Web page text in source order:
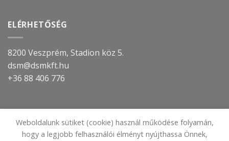
ELÉRHETŐSÉG
8200 Veszprém, Stadion köz 5.
dsm@dsmkft.hu
+36 88 406 776
Weboldalunk sütiket (cookie) használ működése folyamán,
hogy a legjobb felhasználói élményt nyújthassa Önnek,